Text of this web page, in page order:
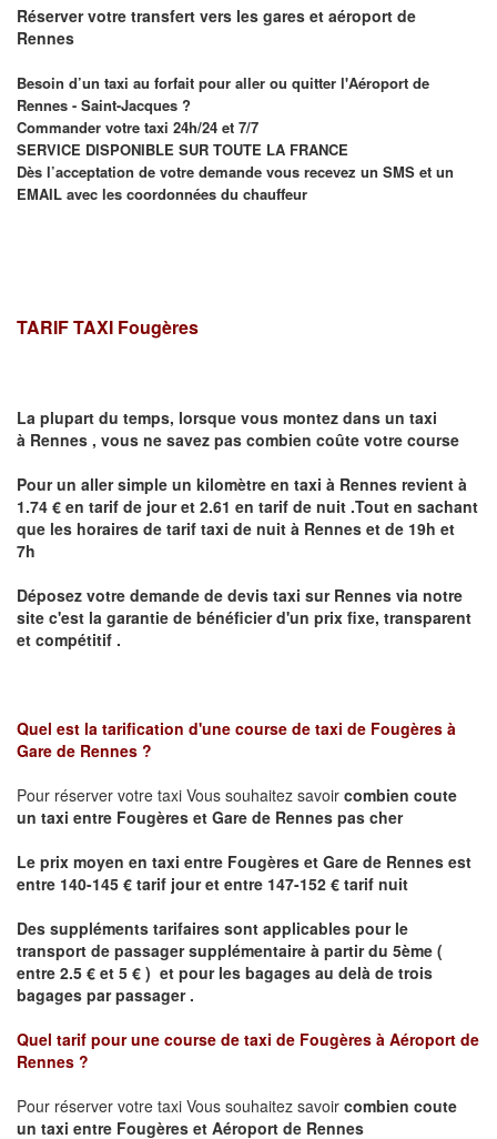
Réserver votre transfert vers les gares et aéroport de
Rennes
Besoin d’un taxi au forfait pour aller ou quitter l'Aéroport de
Rennes - Saint-Jacques ?
Commander votre taxi 24h/24 et 7/7
SERVICE DISPONIBLE SUR TOUTE LA FRANCE
Dès l’acceptation de votre demande vous recevez un SMS et un
EMAIL avec les coordonnées du chauffeur
TARIF TAXI Fougères
La plupart du temps, lorsque vous montez dans un taxi
à Rennes , vous ne savez pas combien coûte votre course
Pour un aller simple un kilomètre en taxi à Rennes revient à
1.74 € en tarif de jour et 2.61 en tarif de nuit .Tout en sachant
que les horaires de tarif taxi de nuit à Rennes et de 19h et
7h
Déposez votre demande de devis taxi sur Rennes via notre
site c'est la garantie de bénéficier d'un prix fixe, transparent
et compétitif .
Quel est la tarification d'une course de taxi de Fougères à
Gare de Rennes ?
Pour réserver votre taxi Vous souhaitez savoir combien coute
un taxi entre Fougères et Gare de Rennes pas cher
Le prix moyen en taxi entre Fougères et Gare de Rennes est
entre 140-145 € tarif jour et entre 147-152 € tarif nuit
Des suppléments tarifaires sont applicables pour le
transport de passager supplémentaire à partir du 5ème (
entre 2.5 € et 5 € ) et pour les bagages au delà de trois
bagages par passager .
Quel tarif pour une course de taxi de Fougères à Aéroport de
Rennes ?
Pour réserver votre taxi Vous souhaitez savoir combien coute
un taxi entre Fougères et Aéroport de Rennes